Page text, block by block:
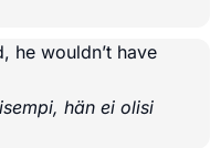
he wouldn’t have
hän ei olisi